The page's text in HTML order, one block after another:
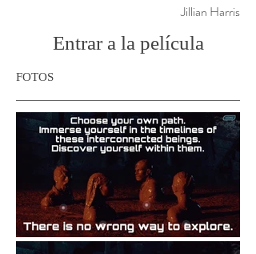
Jillian Harris
Entrar a la película
FOTOS